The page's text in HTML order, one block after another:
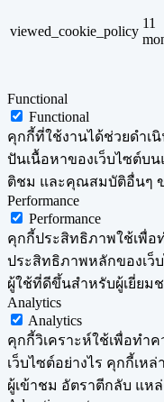
viewed_cookie_policy
11
Functional
Functional
คุกกี้ที่ใช้งานได้ช่วยดำเ
ปันเนื้อหาของเว็บไซต์บ
ติชม และคุณสมบัติอื่นๆ
Performance
Performance
คุกกี้ประสิทธิภาพใช้เพื่อ
ประสิทธิภาพหลักของเว็
ผู้ใช้ที่ดีขึ้นสำหรับผู้เยี่ยม
Analytics
Analytics
คุกกี้วิเคราะห์ใช้เพื่อทำ
เว็บไซต์อย่างไร คุกกี้เห
ผู้เข้าชม อัตราตีกลับ แห